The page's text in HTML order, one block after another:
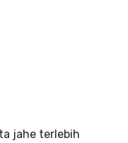
jahe terlebih